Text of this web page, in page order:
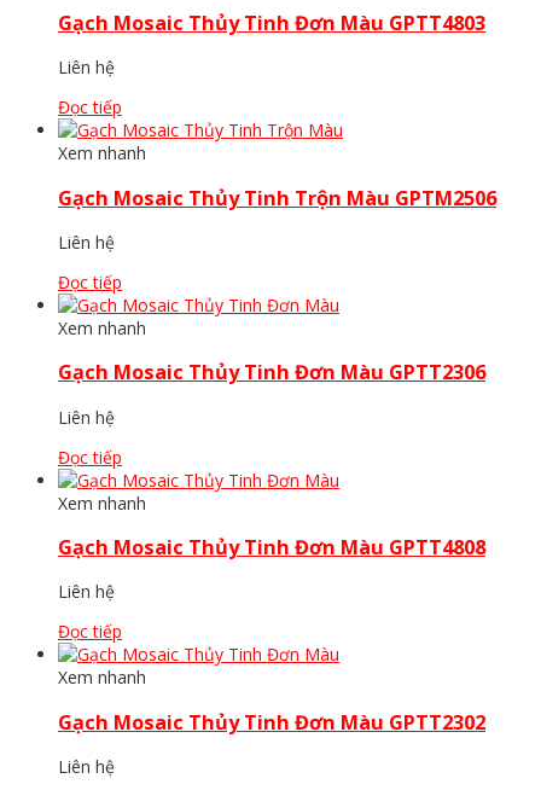
Gạch Mosaic Thủy Tinh Đơn Màu GPTT4803
Liên hệ
Đọc tiếp
Xem nhanh
Gạch Mosaic Thủy Tinh Trộn Màu GPTM2506
Liên hệ
Đọc tiếp
Xem nhanh
Gạch Mosaic Thủy Tinh Đơn Màu GPTT2306
Liên hệ
Đọc tiếp
Xem nhanh
Gạch Mosaic Thủy Tinh Đơn Màu GPTT4808
Liên hệ
Đọc tiếp
Xem nhanh
Gạch Mosaic Thủy Tinh Đơn Màu GPTT2302
Liên hệ